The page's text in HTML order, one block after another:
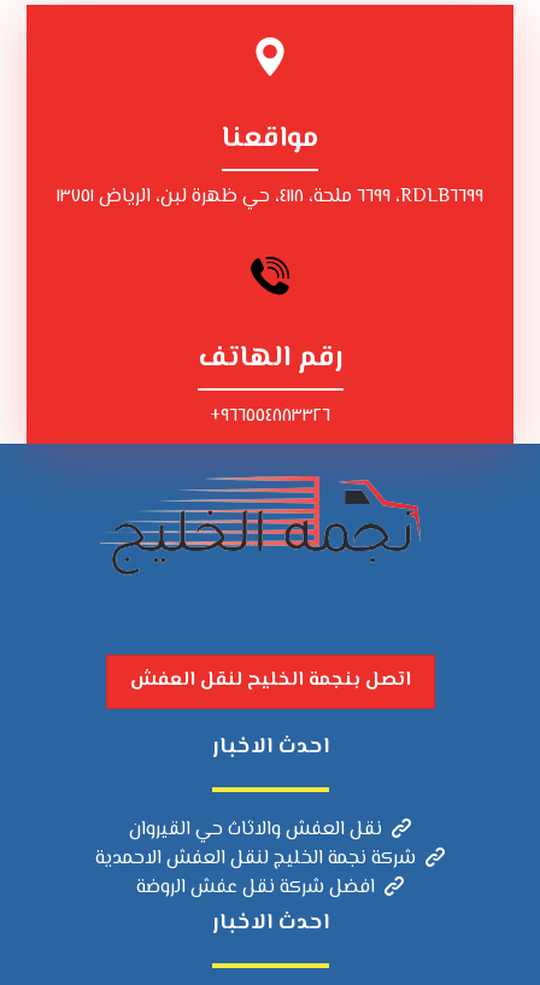
مواقعنا
RDLB٦٦٩٩، ٦٦٩٩ ملحة، ٤١١٨، حي ظهرة لبن، الرياض ١٣٧٥١
رقم الهاتف
٩٦٦٥٥٤٨٨٣٣٢٦+
اتصل بنجمة الخليح لنقل العفش
احدث الاخبار
نقل العفش والاثاث حي القيروان
شركة نجمة الخليج لنقل العفش الاحمدية
افضل شركة نقل عفش الروضة
احدث الاخبار